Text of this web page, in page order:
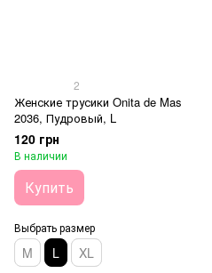
2
Женские трусики Onita de Mas
2036, Пудровый, L
120 грн
В наличии
Купить
Выбрать размер
M L XL